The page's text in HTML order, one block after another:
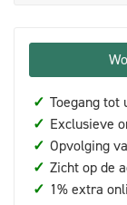
✓ Toegang tot
✓ Exclusieve
✓ Opvolging
✓ Zicht op de
✓ 1% extra